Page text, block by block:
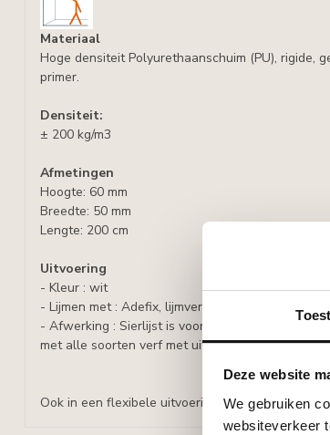
Deze website
We gebruiken
websiteverkeer
Materiaal
Hoge densiteit Polyurethaanschuim (PU), rigide,
primer.
Densiteit:
± 200 kg/m3
Afmetingen
Hoogte: 60 mm
Breedte: 50 mm
Lengte: 200 cm
Uitvoering
- Kleur : wit
- Lijmen met : Adefix, lijmverbruik: 50-60 ml/m.
- Afwerking : Sierlijst is voorbehandeld met een
met alle soorten verf met uitzondering van
Ook in een flexibele uitvoering verkrijgbaar (prijs